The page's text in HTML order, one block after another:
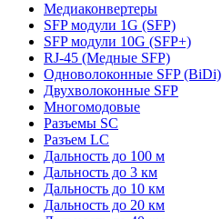
Медиаконвертеры
SFP модули 1G (SFP)
SFP модули 10G (SFP+)
RJ-45 (Медные SFP)
Одноволоконные SFP (BiDi)
Двухволоконные SFP
Многомодовые
Разъемы SC
Разъем LC
Дальность до 100 м
Дальность до 3 км
Дальность до 10 км
Дальность до 20 км